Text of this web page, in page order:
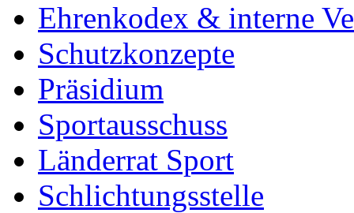
Ehrenkodex & interne
Schutzkonzepte
Präsidium
Sportausschuss
Länderrat Sport
Schlichtungsstelle